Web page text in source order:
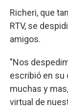
Richeri, que
RTV, se
amigos.
"Nos
escribió en su
muchas y
virtual de